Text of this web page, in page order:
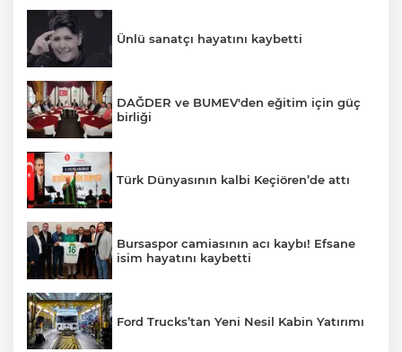
Ünlü sanatçı hayatını kaybetti
DAĞDER ve BUMEV'den eğitim için güç
birliği
Türk Dünyasının kalbi Keçiören’de attı
Bursaspor camiasının acı kaybı! Efsane
isim hayatını kaybetti
Ford Trucks’tan Yeni Nesil Kabin Yatırımı